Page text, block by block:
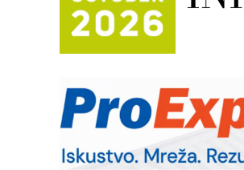
Potpuna efikasnost bez
sistema
IB BLUMENAUER - više od
poverenja u industriji
RMQ-TITAN ADVANCED
– Pametna signalizacija za
upravljanje mašinama